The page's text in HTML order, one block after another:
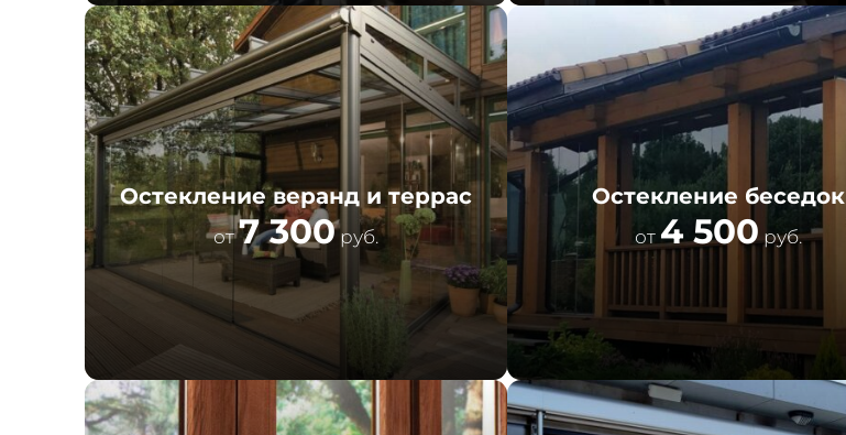
Остекление веранд и террас
от7 300руб.
Остекление беседок
от 4 500руб.